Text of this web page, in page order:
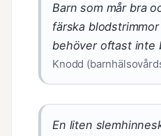
Barn som mår bra
färska
behöver oftast inte
Knodd
En liten